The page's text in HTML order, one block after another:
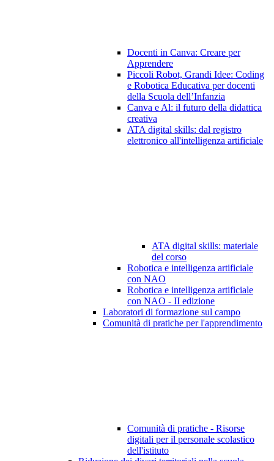
Docenti in Canva: Creare per
Apprendere
Piccoli Robot, Grandi Idee: Coding
e Robotica Educativa per docenti
della Scuola dell’Infanzia
Canva e Al: il futuro della didattica
creativa
ATA digital skills: dal registro
elettronico all'intelligenza artificiale
ATA digital skills: materiale
del corso
Robotica e intelligenza artificiale
con NAO
Robotica e intelligenza artificiale
con NAO - II edizione
Laboratori di formazione sul campo
Comunità di pratiche per l'apprendimento
Comunità di pratiche - Risorse
digitali per il personale scolastico
dell'istituto